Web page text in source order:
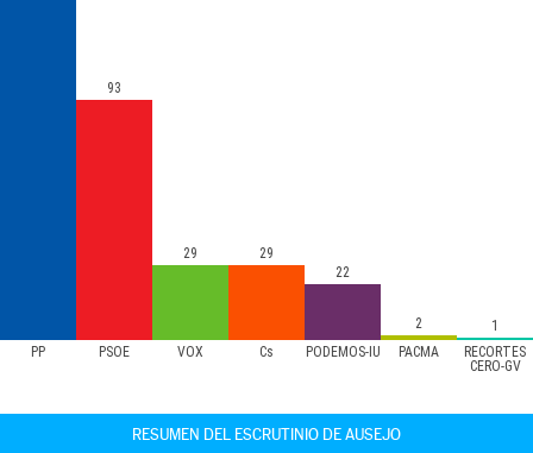
PP PSOE VOX Cs PODEMOS-IU PACMA
RECORTES
CERO-GV
93
29
29
22
2 1
RESUMEN DEL ESCRUTINIO DE AUSEJO